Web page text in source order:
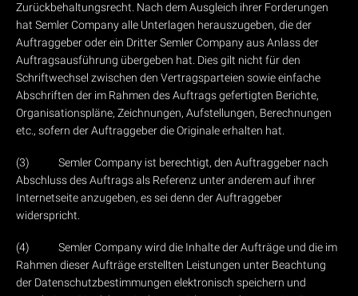
Zurückbehaltungsrecht. Nach dem Ausgleich ihrer Forderungen
hat Semler Company alle Unterlagen herauszugeben, die der
Auftraggeber oder ein Dritter Semler Company aus Anlass der
Auftragsausführung übergeben hat. Dies gilt nicht für den
Schriftwechsel zwischen den Vertragsparteien sowie einfache
Abschriften der im Rahmen des Auftrags gefertigten Berichte,
Organisationspläne, Zeichnungen, Aufstellungen, Berechnungen
etc., sofern der Auftraggeber die Originale erhalten hat.
(3) Semler Company ist berechtigt, den Auftraggeber nach
Abschluss des Auftrags als Referenz unter anderem auf ihrer
Internetseite anzugeben, es sei denn der Auftraggeber
widerspricht.
(4) Semler Company wird die Inhalte der Aufträge und die im
Rahmen dieser Aufträge erstellten Leistungen unter Beachtung
der Datenschutzbestimmungen elektronisch speichern und